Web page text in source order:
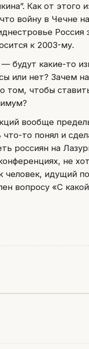
Как от этого
войну в Чечне
к 2003-му.
— будут какие-то
или нет? Зачем
том, чтобы
вообще
что-то понял и
россиян на
не
человек, идущий
вопросу «С